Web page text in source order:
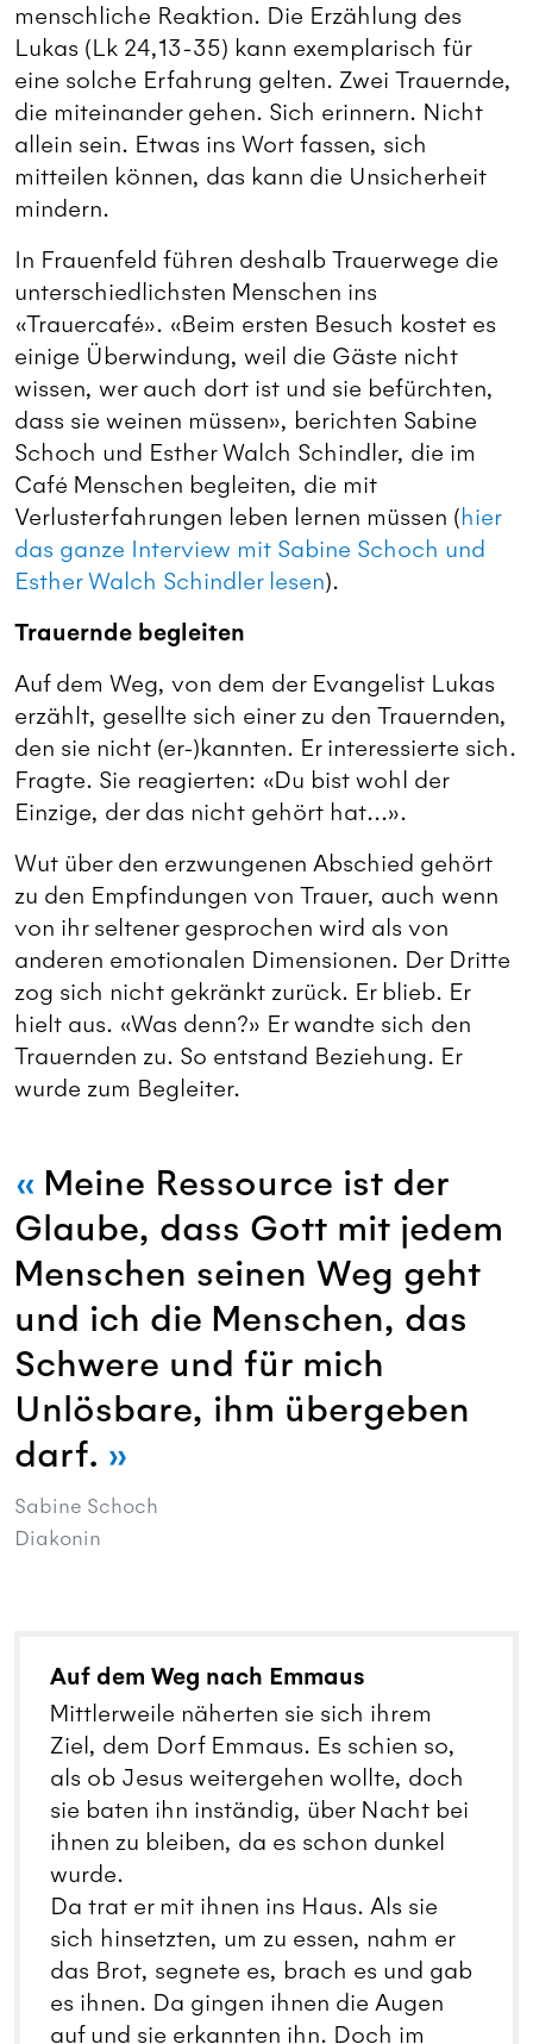
menschliche Reaktion. Die Erzählung des
Lukas (Lk 24,13-35) kann exemplarisch für
eine solche Erfahrung gelten. Zwei Trauernde,
die miteinander gehen. Sich erinnern. Nicht
allein sein. Etwas ins Wort fassen, sich
mitteilen können, das kann die Unsicherheit
mindern.
In Frauenfeld führen deshalb Trauerwege die
unterschiedlichsten Menschen ins
«Trauercafé». «Beim ersten Besuch kostet es
einige Überwindung, weil die Gäste nicht
wissen, wer auch dort ist und sie befürchten,
dass sie weinen müssen», berichten Sabine
Schoch und Esther Walch Schindler, die im
Café Menschen begleiten, die mit
Verlusterfahrungen leben lernen müssen (hier
das ganze Interview mit Sabine Schoch und
Esther Walch Schindler lesen).
Trauernde begleiten
Auf dem Weg, von dem der Evangelist Lukas
erzählt, gesellte sich einer zu den Trauernden,
den sie nicht (er-)kannten. Er interessierte sich.
Fragte. Sie reagierten: «Du bist wohl der
Einzige, der das nicht gehört hat...».
Wut über den erzwungenen Abschied gehört
zu den Empfindungen von Trauer, auch wenn
von ihr seltener gesprochen wird als von
anderen emotionalen Dimensionen. Der Dritte
zog sich nicht gekränkt zurück. Er blieb. Er
hielt aus. «Was denn?» Er wandte sich den
Trauernden zu. So entstand Beziehung. Er
wurde zum Begleiter.
Meine Ressource ist der
Glaube, dass Gott mit jedem
Menschen seinen Weg geht
und ich die Menschen, das
Schwere und für mich
Unlösbare, ihm übergeben
darf.
Sabine Schoch
Diakonin
Auf dem Weg nach Emmaus
Mittlerweile näherten sie sich ihrem
Ziel, dem Dorf Emmaus. Es schien so,
als ob Jesus weitergehen wollte, doch
sie baten ihn inständig, über Nacht bei
ihnen zu bleiben, da es schon dunkel
wurde.
Da trat er mit ihnen ins Haus. Als sie
sich hinsetzten, um zu essen, nahm er
das Brot, segnete es, brach es und gab
es ihnen. Da gingen ihnen die Augen
auf und sie erkannten ihn. Doch im